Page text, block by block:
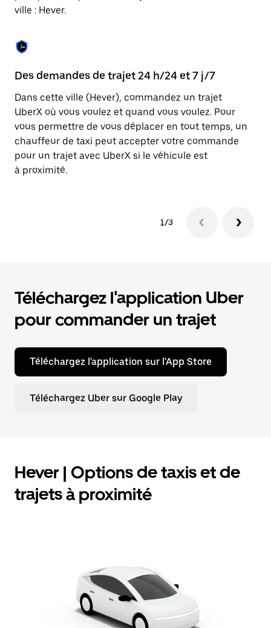
le
ville : Hever.
Des demandes de trajet 24 h/24 et 7 j/7
Dans cette ville (Hever), commandez un trajet
UberX où vous voulez et quand vous voulez. Pour
vous permettre de vous déplacer en tout temps, un
chauffeur de taxi peut accepter votre commande
pour un trajet avec UberX si le véhicule est
à proximité.
1/3
Téléchargez l'application Uber
pour commander un trajet
Téléchargez l'application sur l'App Store
Téléchargez Uber sur Google Play
Hever | Options de taxis et de
trajets à proximité